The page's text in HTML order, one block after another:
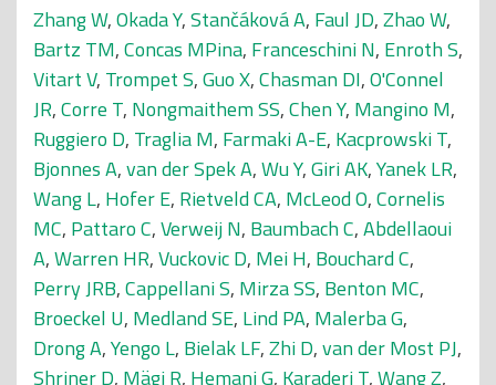
Zhang W,Okada Y,Stančáková A, Faul JD,Zhao W,
Bartz TM,Concas MPina, Franceschini N, Enroth S,
Vitart V, Trompet S,Guo X,Chasman DI,O'Connel
JR,Corre T, Nongmaithem SS,Chen Y, Mangino M,
Ruggiero D, Traglia M, Farmaki A-E, Kacprowski T,
Bjonnes A,van der Spek A,Wu Y,Giri AK,Yanek LR,
Wang L, Hofer E, Rietveld CA, McLeod O,Cornelis
MC, Pattaro C,Verweij N, Baumbach C,Abdellaoui
A,Warren HR,Vuckovic D, Mei H, Bouchard C,
Perry JRB,Cappellani S, Mirza SS, Benton MC,
Broeckel U, Medland SE, Lind PA, Malerba G,
Drong A,Yengo L, Bielak LF,Zhi D,van der Most PJ,
Shriner D, Mägi R, Hemani G, Karaderi T,Wang Z,